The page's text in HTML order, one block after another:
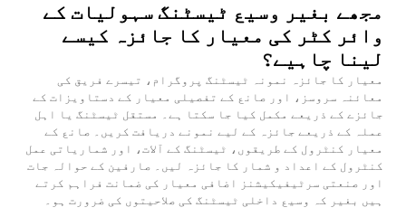
مجھے بغیر وسیع ٹیسٹنگ سہولیات کے
وائر کٹر کی معیار کا جائزہ کیسے
لینا چاہیے؟
معیار کا جائزہ نمونہ ٹیسٹنگ پروگرام، تیسرے فریق کی
معائنہ سروسز، اور صانع کے تفصیلی معیار کے دستاویزات کے
جائزے کے ذریعے مکمل کیا جا سکتا ہے۔ مستقل ٹیسٹنگ یا اہل
عملہ کے ذریعے جائزہ کے لیے نمونے دریافت کریں۔ صانع کے
معیار کنٹرول کے طریقوں، ٹیسٹنگ کے آلات، اور شماریاتی عمل
کنٹرول کے اعداد و شمار کا جائزہ لیں۔ صارفین کے حوالہ جات
اور صنعتی سرٹیفیکیشنز اضافی معیار کی ضمانت فراہم کرتے
ہیں بغیر کہ وسیع داخلی ٹیسٹنگ کی صلاحیتوں کی ضرورت ہو۔